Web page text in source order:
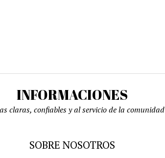
INFORMACIONES
claras, confiables y al servicio de la comunidad
SOBRE NOSOTROS